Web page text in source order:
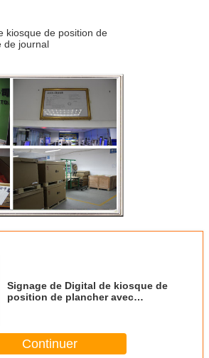
Signage de Digital de kiosque de
position de plancher avec
Continuer